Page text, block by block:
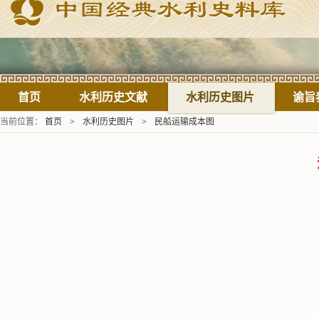
首页 水利历史文献 水利历史图片 谕旨
当前位置： 首页 > 水利历史图片 > 民船运输成本图